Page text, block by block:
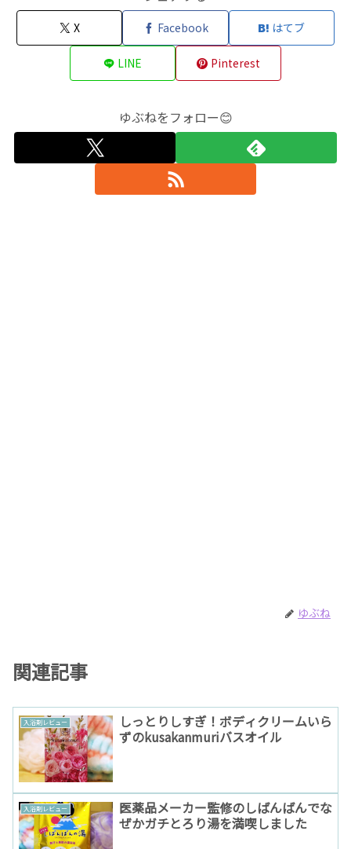
X Facebook はてブ
LINE Pinterest
ゆぶねをフォロー😊
ゆぶね
関連記事
入浴剤レビュー
しっとりしすぎ！ボディクリームいら
ずのkusakanmuriバスオイル
入浴剤レビュー
医薬品メーカー監修のしばんばんでな
ぜかガチとろり湯を満喫しました